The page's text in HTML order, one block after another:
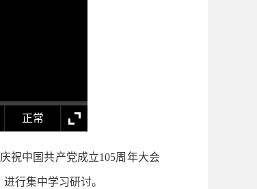
正常
祝中国共产党成立105周年大会
行集中学习研讨。